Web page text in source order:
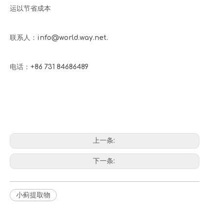
运以节省成本
联系人：info@world.way.net.
电话：+86 731 84686489
上一条:
下一条:
小蓟提取物